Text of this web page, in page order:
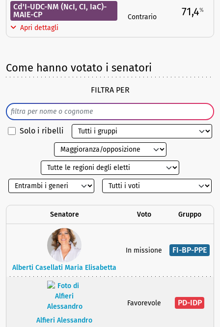
Cd'I-UDC-NM (NcI, CI, IaC)-
MAIE-CP
Apri dettagli
Contrario 71,4%
Come hanno votato i senatori
FILTRA PER
Solo i ribelli
Senatore Voto Gruppo
Alberti Casellati Maria Elisabetta
In missione FI-BP-PPE
Alfieri Alessandro
Favorevole PD-IDP